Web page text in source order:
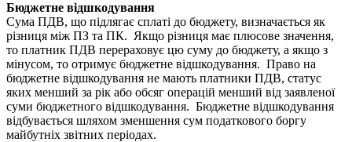
Бюджетне відшкодування
Сума ПДВ, що підлягає сплаті до бюджету, визначається як
різниця між ПЗ та ПК. Якщо різниця має плюсове значення,
то платник ПДВ перераховує цю суму до бюджету, а якщо з
мінусом, то отримує бюджетне відшкодування. Право на
бюджетне відшкодування не мають платники ПДВ, статус
яких менший за рік або обсяг операцій менший від заявленої
суми бюджетного відшкодування. Бюджетне відшкодування
відбувається шляхом зменшення сум податкового боргу
майбутніх звітних періодах.